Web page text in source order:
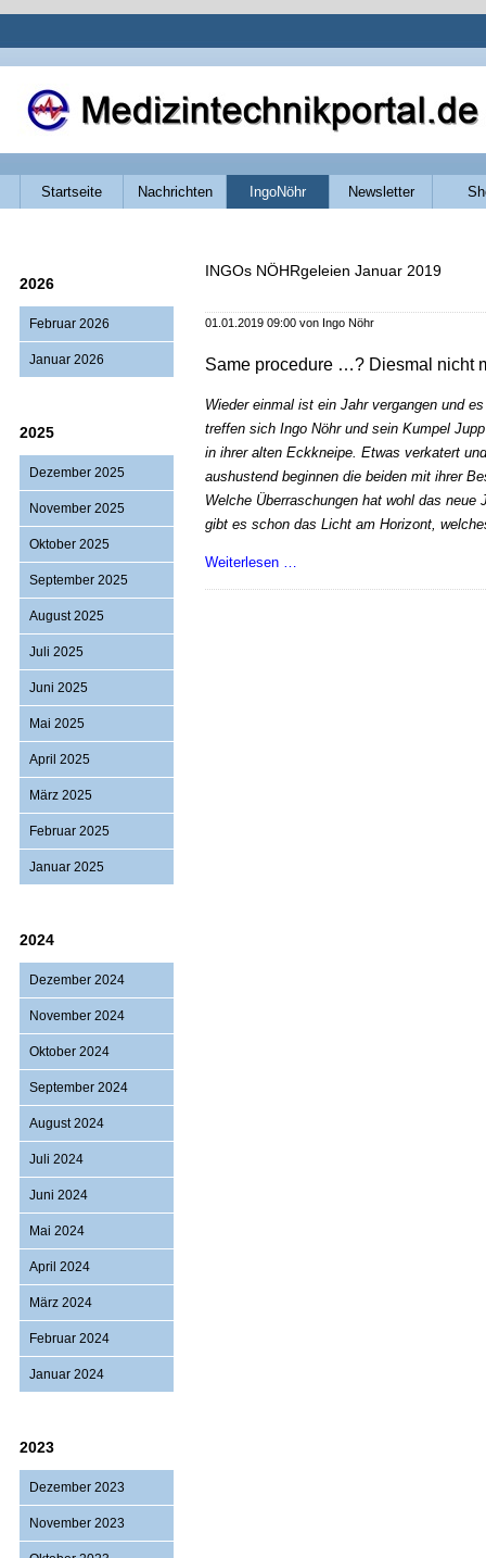
Navigation
überspringen
Startseite Nachrichten IngoNöhr Newsletter
2026
Februar 2026
Januar 2026
2025
Dezember 2025
November 2025
Oktober 2025
September 2025
August 2025
Juli 2025
Juni 2025
Mai 2025
April 2025
März 2025
Februar 2025
Januar 2025
2024
Dezember 2024
November 2024
Oktober 2024
September 2024
August 2024
Juli 2024
Juni 2024
Mai 2024
April 2024
März 2024
Februar 2024
Januar 2024
2023
Dezember 2023
November 2023
INGOs NÖHRgeleien Januar 2019
01.01.2019 09:00 von Ingo Nöhr
Same procedure …? Diesmal nicht
Wieder einmal ist ein Jahr vergangen und
treffen sich Ingo Nöhr und sein Kumpel
in ihrer alten Eckkneipe. Etwas verkatert
aushustend beginnen die beiden mit ihrer
Welche Überraschungen hat wohl das
gibt es schon das Licht am Horizont,
Weiterlesen …
procedure